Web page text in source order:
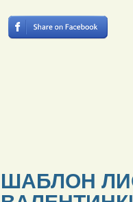
ШАБЛОН